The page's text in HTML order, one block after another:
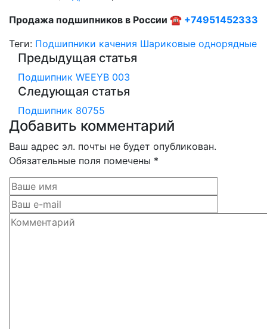
Продажа подшипников в России ☎ +74951452333
Теги: Подшипники качения Шариковые однорядные
Предыдущая статья
Подшипник WEEYB 003
Следующая статья
Подшипник 80755
Добавить комментарий
Ваш адрес эл. почты не будет опубликован.
Обязательные поля помечены *